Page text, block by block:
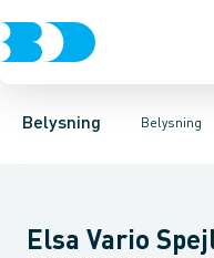
Belysning Belysning
Belysning
Lyskilder
PendlerIndustriarmatur
Elsa Vario